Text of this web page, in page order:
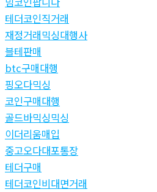
테더코인직거래
재정거래믹싱대행사
블테판매
btc구매대행
핑오다믹싱
코인구매대행
골드바믹싱믹싱
이더리움매입
중고오다대포통장
테더구매
테더코인비대면거래